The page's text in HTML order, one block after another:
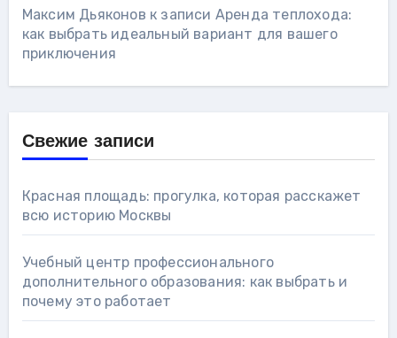
Максим Дьяконов к записи Аренда теплохода:
как выбрать идеальный вариант для вашего
приключения
Свежие записи
Красная площадь: прогулка, которая расскажет
всю историю Москвы
Учебный центр профессионального
дополнительного образования: как выбрать и
почему это работает